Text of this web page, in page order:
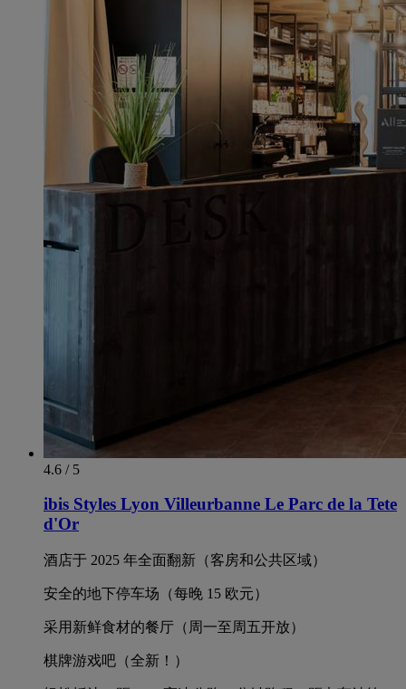
4.6 / 5
ibis Styles Lyon Villeurbanne Le Parc de la Tete
d'Or
酒店于 2025 年全面翻新（客房和公共区域）
安全的地下停车场（每晚 15 欧元）
采用新鲜食材的餐厅（周一至周五开放）
棋牌游戏吧（全新！）